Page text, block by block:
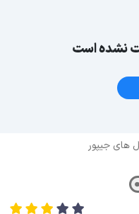
نشده است
های جیپور